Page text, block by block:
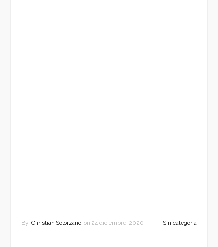
By Christian Solorzano on 24 diciembre, 2020 Sin categoría